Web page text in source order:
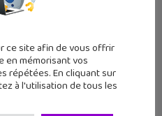
ce site afin de vous offrir
en mémorisant vos
répétées. En cliquant sur
à l'utilisation de tous les